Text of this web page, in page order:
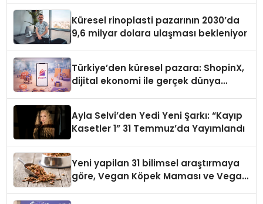
Küresel rinoplasti pazarının 2030’da
9,6 milyar dolara ulaşması bekleniyor
Türkiye’den küresel pazara: ShopinX,
dijital ekonomi ile gerçek dünya
Ayla Selvi’den Yedi Yeni Şarkı: “Kayıp
Kasetler 1” 31 Temmuz’da Yayımlandı
Yeni yapilan 31 bilimsel araştırmaya
göre, Vegan Köpek Maması ve Vegan